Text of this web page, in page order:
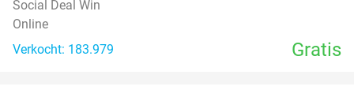
Social Deal Win
Online
Verkocht: 183.979
Gratis